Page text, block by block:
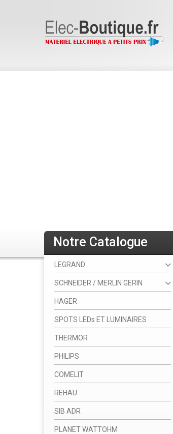
Notre Catalogue
LEGRAND
SCHNEIDER / MERLIN GERIN
HAGER
SPOTS LEDs ET LUMINAIRES
THERMOR
PHILIPS
COMELIT
REHAU
SIB ADR
PLANET WATTOHM